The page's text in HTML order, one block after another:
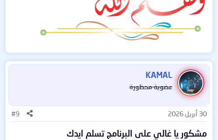
KAMAL
عضوية محظورة
30 أبريل 2026 #9
مشكور يا غالي على البرنامج تسلم ايدك